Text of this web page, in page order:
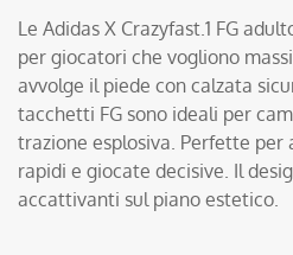
Le Adidas X Crazyfast.1 FG
per giocatori che vogliono
avvolge il piede con calzata
tacchetti FG sono ideali per
trazione esplosiva. Perfette
rapidi e giocate decisive. Il
accattivanti sul piano estetico.